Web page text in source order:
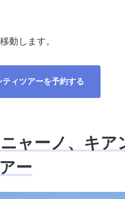
動します。
ィツアーを予約する
ャーノ、キア
ー